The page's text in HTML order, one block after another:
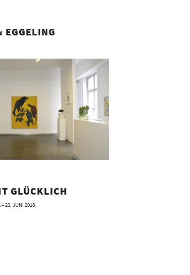
EGGELING
GLÜCKLICH
– 23. JUNI 2018